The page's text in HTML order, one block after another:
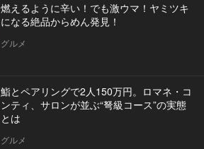
燃えるように辛い！でも激ウマ！ヤミツキ
になる絶品からめん発見！
グルメ
鮨とペアリングで2人150万円。ロマネ・コ
ンティ、サロンが並ぶ“弩級コース”の実態
とは
グルメ